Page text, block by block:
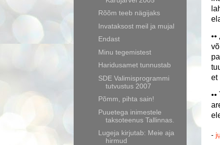
et
-
Rõõm teeb nägijaks
Invataksost meil ja mujal
Endast
Minu tegemistest
Haridusamet tunnustab
SDE Valimisprogrammi
tutvustus 2007
Põmm, pihta sain!
Puuetega inimestele
taksoteenus Tallinnas.
Lugeja kirjutab: Meie aja
hirmud